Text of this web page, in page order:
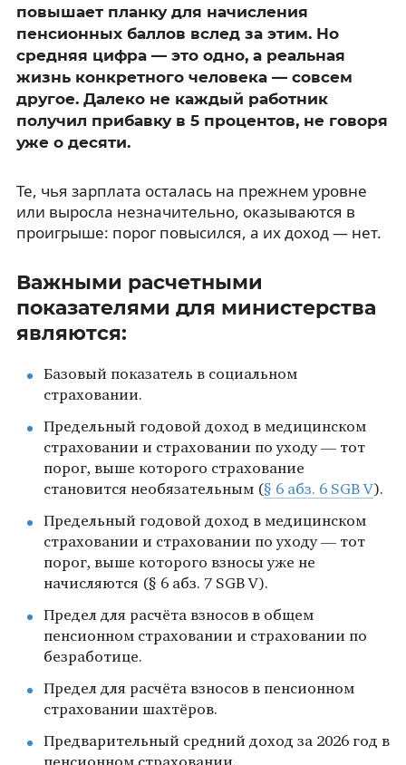
повышает планку для начисления
пенсионных баллов вслед за этим. Но
средняя цифра — это одно, а реальная
жизнь конкретного человека — совсем
другое. Далеко не каждый работник
получил прибавку в 5 процентов, не говоря
уже о десяти.
Те, чья зарплата осталась на прежнем уровне
или выросла незначительно, оказываются в
проигрыше: порог повысился, а их доход — нет.
Важными расчетными
показателями для министерства
являются:
Базовый показатель в социальном
страховании.
Предельный годовой доход в медицинском
страховании и страховании по уходу — тот
порог, выше которого страхование
становится необязательным (§ 6 абз. 6 SGB V).
Предельный годовой доход в медицинском
страховании и страховании по уходу — тот
порог, выше которого взносы уже не
начисляются (§ 6 абз. 7 SGB V).
Предел для расчёта взносов в общем
пенсионном страховании и страховании по
безработице.
Предел для расчёта взносов в пенсионном
страховании шахтёров.
Предварительный средний доход за 2026 год в